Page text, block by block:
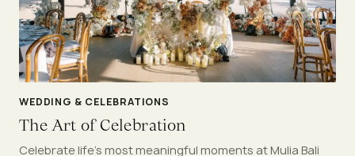
WEDDING & CELEBRATIONS
The Art of Celebration
Celebrate life's most meaningful moments at Mulia Bali